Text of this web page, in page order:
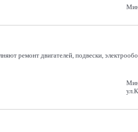
ремонт двигателей, подвески,